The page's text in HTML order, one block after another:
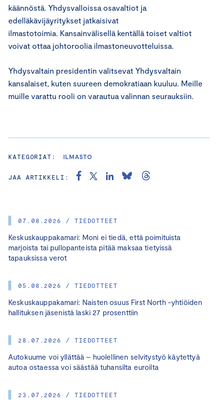
07.08.2026 / TIEDOTTEET
Keskuskauppakamari: Moni ei tiedä, että poimituista
marjoista tai pullopanteista pitää maksaa tietyissä
tapauksissa verot
05.08.2026 / TIEDOTTEET
Keskuskauppakamari: Naisten osuus First North -yhtiöiden
hallituksen jäsenistä laski 27 prosenttiin
28.07.2026 / TIEDOTTEET
Autokuume voi yllättää – huolellinen selvitystyö käytettyä
autoa ostaessa voi säästää tuhansilta euroilta
23.07.2026 / TIEDOTTEET
käännöstä. Yhdysvalloissa osavaltiot ja
edelläkävijäyritykset jatkaisivat
ilmastotoimia. Kansainvälisellä kentällä toiset valtiot
voivat ottaa johtoroolia ilmastoneuvotteluissa.
Yhdysvaltain presidentin valitsevat Yhdysvaltain
kansalaiset, kuten suureen demokratiaan kuuluu. Meille
muille varattu rooli on varautua valinnan seurauksiin.
KATEGORIAT: ILMASTO
JAA ARTIKKELI: